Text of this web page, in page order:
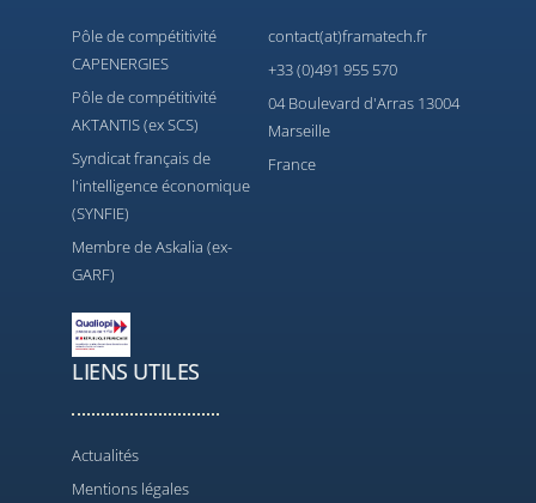
Pôle de compétitivité
CAPENERGIES
Pôle de compétitivité
AKTANTIS (ex SCS)
Syndicat français de
l'intelligence économique
(SYNFIE)
Membre de Askalia (ex-
GARF)
contact(at)framatech.fr
+33 (0)491 955 570
04 Boulevard d'Arras 13004
Marseille
France
LIENS UTILES
Actualités
Mentions légales